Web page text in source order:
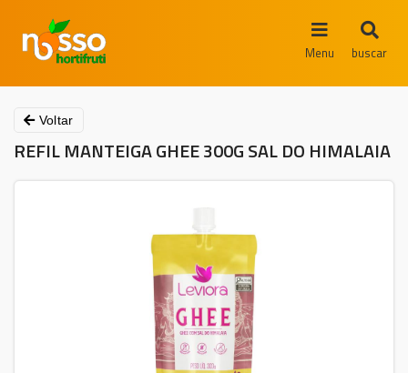
Menu buscar
Voltar
REFIL MANTEIGA GHEE 300G SAL DO HIMALAIA